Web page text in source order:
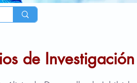
de Investigación